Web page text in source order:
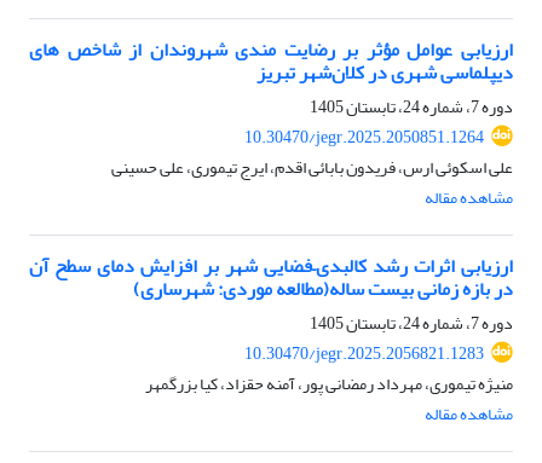
ارزیابی عوامل مؤثر بر رضایت مندی شهروندان از شاخص ‏های
دیپلماسی شهری در کلان‌شهر تبریز
دوره 7، شماره 24، تابستان 1405
10.30470/jegr.2025.2050851.1264
علی اسکوئی ارس، فریدون بابائی اقدم، ایرج تیموری، علی حسینی
مشاهده مقاله
ارزیابی اثرات رشد کالبدی–فضایی شهر بر افزایش دمای سطح آن
در بازه زمانی بیست ساله(مطالعه موردی: شهرساری)
دوره 7، شماره 24، تابستان 1405
10.30470/jegr.2025.2056821.1283
منیژه تیموری، مهرداد رمضانی پور، آمنه حقزاد، کیا بزرگمهر
مشاهده مقاله